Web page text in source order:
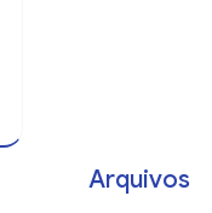
Arquivos